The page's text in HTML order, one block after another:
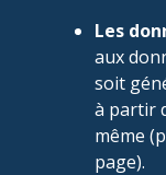
Les
aux
soit
à partir
même
page).